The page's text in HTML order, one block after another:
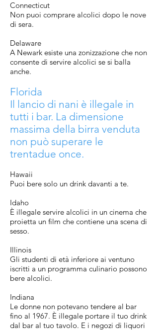
Connecticut
Non puoi comprare alcolici dopo le nove
di sera.
Delaware
A Newark esiste una zonizzazione che non
consente di servire alcolici se si balla
anche.
Florida
Il lancio di nani è illegale in
tutti i bar. La dimensione
massima della birra venduta
non può superare le
trentadue once.
Hawaii
Puoi bere solo un drink davanti a te.
Idaho
È illegale servire alcolici in un cinema che
proietta un film che contiene una scena di
sesso.
Illinois
Gli studenti di età inferiore ai ventuno
iscritti a un programma culinario possono
bere alcolici.
Indiana
Le donne non potevano tendere al bar
fino al 1967. È illegale portare il tuo drink
dal bar al tuo tavolo. E i negozi di liquori